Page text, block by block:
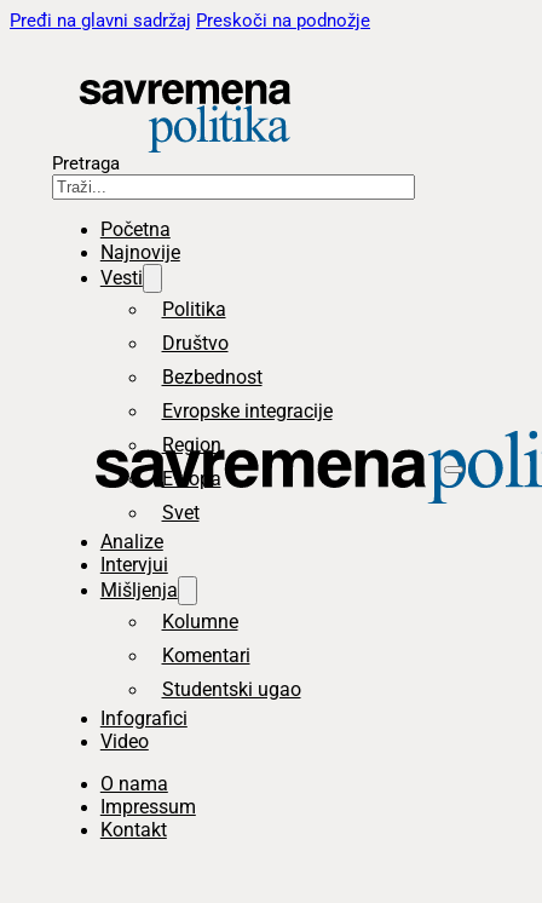
Pređi na glavni sadržaj Preskoči na podnožje
Pretraga
Početna
Najnovije
Vesti
Politika
Društvo
Bezbednost
Evropske integracije
Region
Evropa
Svet
Analize
Intervjui
Mišljenja
Kolumne
Komentari
Studentski ugao
Infografici
Video
O nama
Impressum
Kontakt